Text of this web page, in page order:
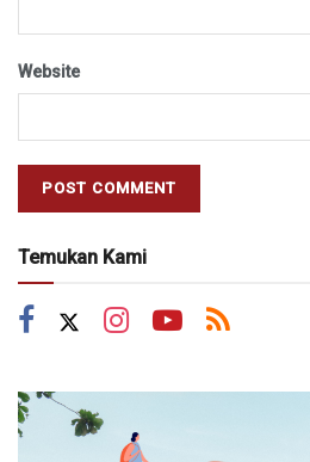
Website
Temukan Kami